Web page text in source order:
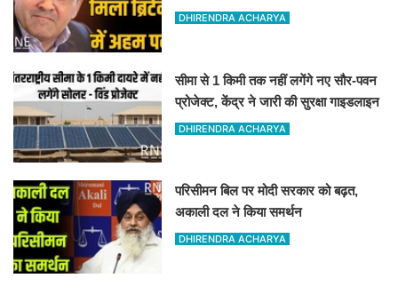
DHIRENDRA ACHARYA
सीमा से 1 किमी तक नहीं लगेंगे नए सौर-पवन
प्रोजेक्ट, केंद्र ने जारी की सुरक्षा गाइडलाइन
DHIRENDRA ACHARYA
परिसीमन बिल पर मोदी सरकार को बढ़त,
अकाली दल ने किया समर्थन
DHIRENDRA ACHARYA